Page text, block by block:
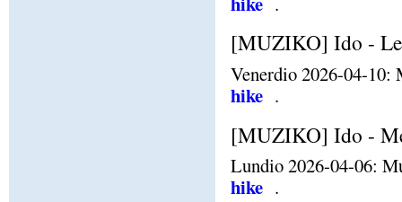
[MUZIKO] Ido -
Venerdio 2026-04-10:
hike .
[MUZIKO] Ido -
Lundio 2026-04-06:
hike .